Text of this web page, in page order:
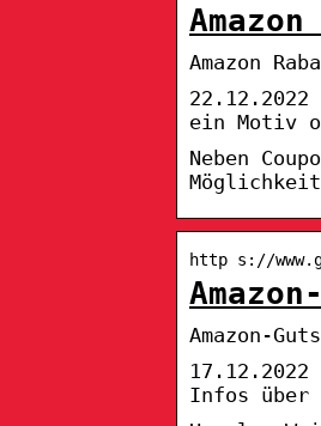
Amazon
ein Motiv
Neben
http s://
Amazon-
Infos über